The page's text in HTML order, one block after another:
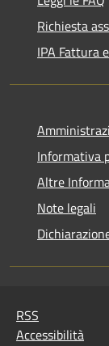
Richiesta
IPA Fattura
Informativa
Altre
Note legali
RSS
Accessibilità